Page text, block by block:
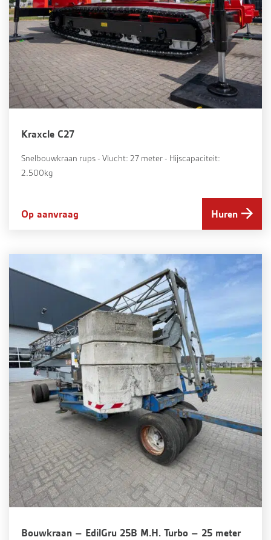
Kraxcle C27
Snelbouwkraan rups - Vlucht: 27 meter - Hijscapaciteit:
2.500kg
Op aanvraag Huren
Bouwkraan – EdilGru 25B M.H. Turbo – 25 meter